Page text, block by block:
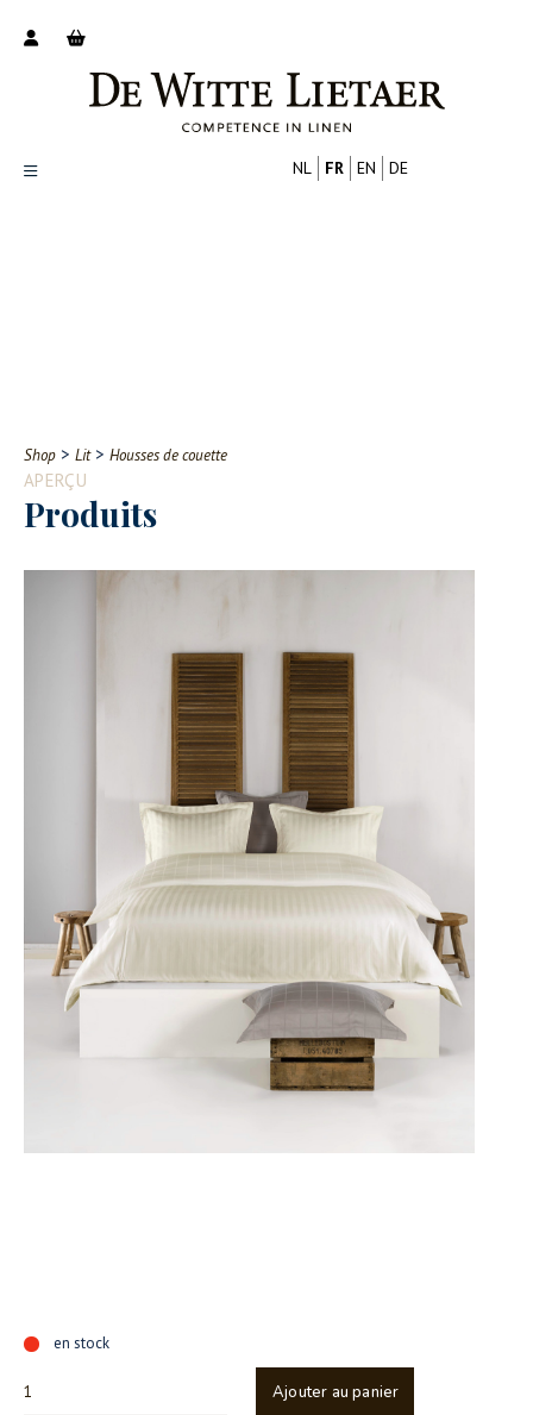
Contact
NL FR EN DE
Shop > Lit> Housses de couette
APERÇU
Produits
en stock
Ajouter au panier